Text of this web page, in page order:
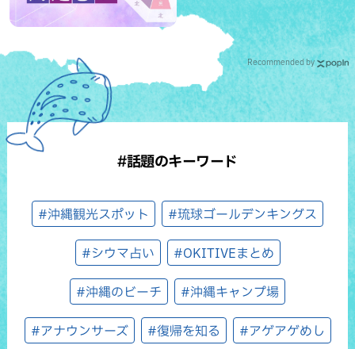
Recommended by
#話題のキーワード
#沖縄観光スポット #琉球ゴールデンキングス
#シウマ占い #OKITIVEまとめ
#沖縄のビーチ #沖縄キャンプ場
#アナウンサーズ #復帰を知る #アゲアゲめし